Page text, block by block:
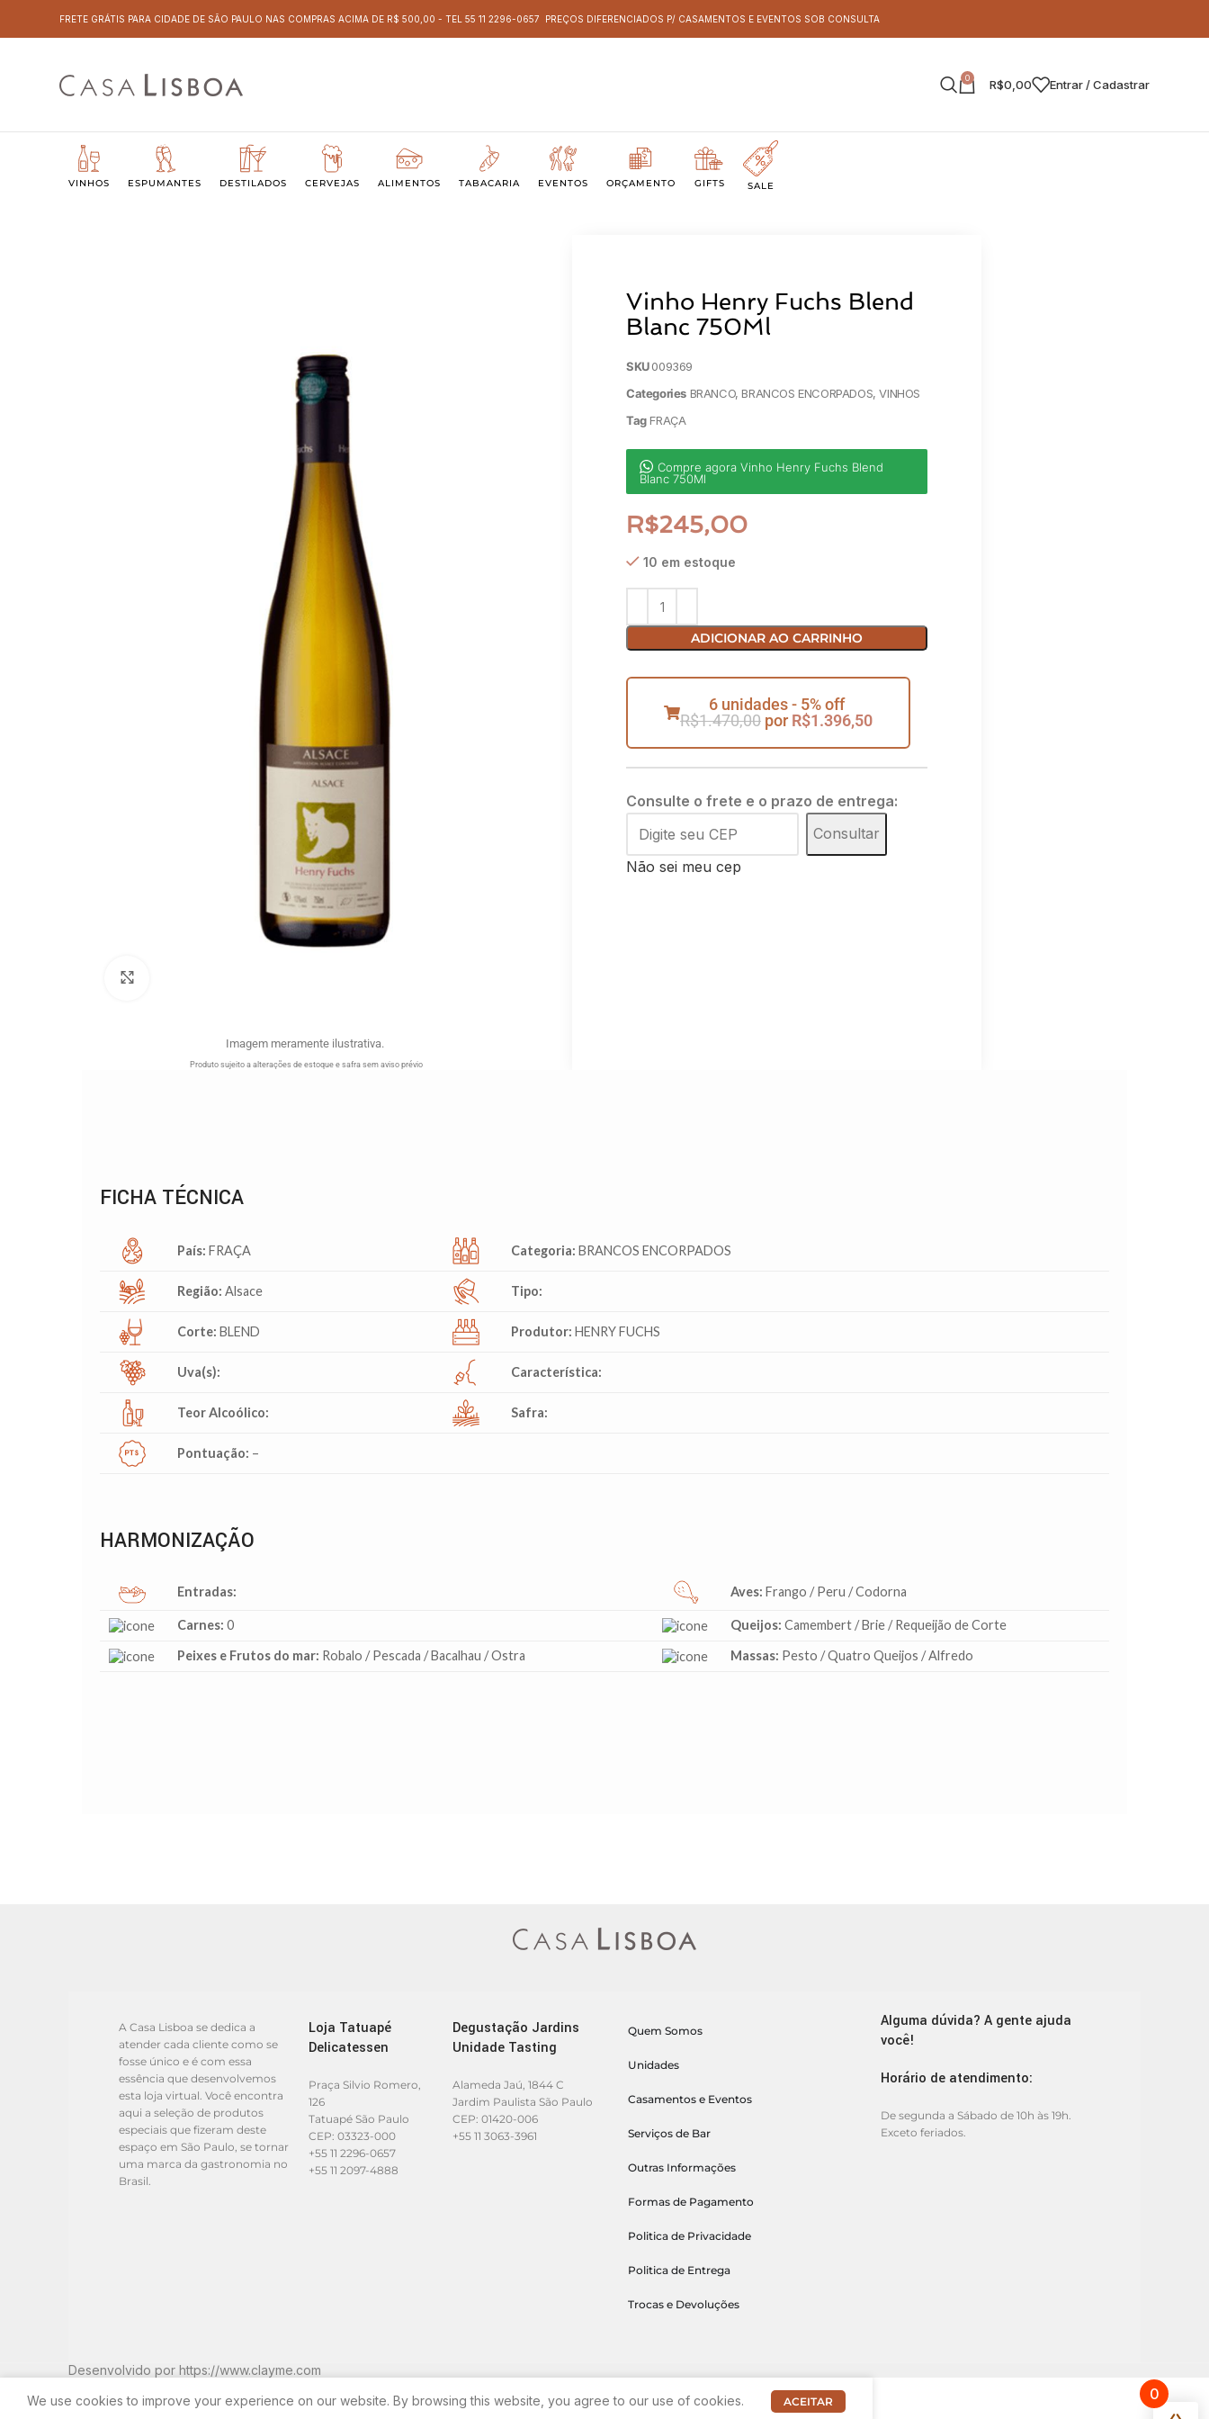
FRETE GRÁTIS PARA CIDADE DE SÃO PAULO NAS COMPRAS ACIMA DE R$ 500,00 - TEL 55 11 2296-0657 PREÇOS DIFERENCIADOS P/ CASAMENTOS E EVENTOS SOB CONSULTA
0 R$0,00 Entrar / Cadastrar
VINHOS ESPUMANTES DESTILADOS CERVEJAS ALIMENTOS TABACARIA EVENTOS ORÇAMENTO GIFTS SALE
Imagem meramente ilustrativa.
Produto sujeito a alterações de estoque e safra sem aviso prévio
Vinho Henry Fuchs Blend
Blanc 750Ml
SKU009369
Categories BRANCO, BRANCOS ENCORPADOS,VINHOS
Tag FRAÇA
Compre agora Vinho Henry Fuchs Blend
Blanc 750Ml
R$245,00
10 em estoque
ADICIONAR AO CARRINHO
6 unidades - 5% off
R$1.470,00 por R$1.396,50
Consulte o frete e o prazo de entrega:
Consultar
Não sei meu cep
FICHA TÉCNICA
País: FRAÇA Categoria: BRANCOS ENCORPADOS
Região: Alsace Tipo:
Corte: BLEND Produtor: HENRY FUCHS
Uva(s): Característica:
Teor Alcoólico: Safra:
Pontuação: –
HARMONIZAÇÃO
Entradas: Aves: Frango / Peru / Codorna
Carnes: 0 Queijos: Camembert / Brie / Requeijão de Corte
Peixes e Frutos do mar: Robalo / Pescada / Bacalhau / Ostra Massas: Pesto / Quatro Queijos / Alfredo
A Casa Lisboa se dedica a
atender cada cliente como se
fosse único e é com essa
essência que desenvolvemos
esta loja virtual. Você encontra
aqui a seleção de produtos
especiais que fizeram deste
espaço em São Paulo, se tornar
uma marca da gastronomia no
Brasil.
Loja Tatuapé
Delicatessen
Praça Silvio Romero,
126
Tatuapé São Paulo
CEP: 03323-000
+55 11 2296-0657
+55 11 2097-4888
Degustação Jardins
Unidade Tasting
Alameda Jaú, 1844 C
Jardim Paulista São Paulo
CEP: 01420-006
+55 11 3063-3961
Quem Somos
Unidades
Casamentos e Eventos
Serviços de Bar
Outras Informações
Formas de Pagamento
Politica de Privacidade
Politica de Entrega
Trocas e Devoluções
Alguma dúvida? A gente ajuda
você!
Horário de atendimento:
De segunda a Sábado de 10h às 19h.
Exceto feriados.
Desenvolvido por https://www.clayme.com
We use cookies to improve your experience on our website. By browsing this website, you agree to our use of cookies.
ACEITAR 0